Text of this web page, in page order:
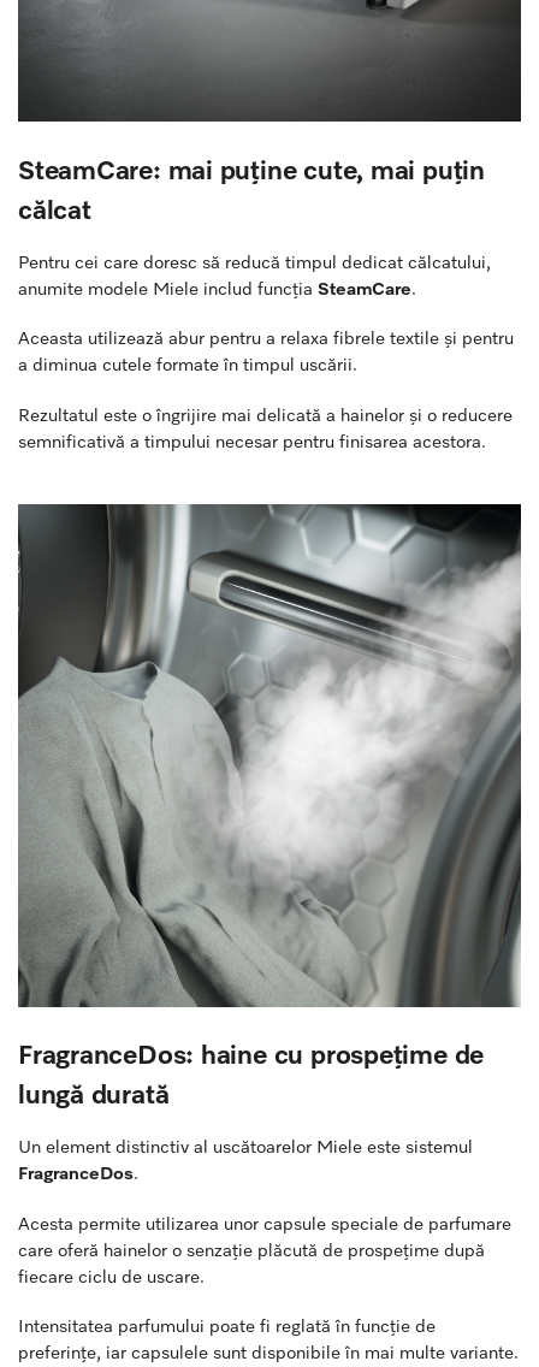
SteamCare: mai puține cute, mai puțin
călcat
Pentru cei care doresc să reducă timpul dedicat călcatului,
anumite modele Miele includ funcția SteamCare.
Aceasta utilizează abur pentru a relaxa fibrele textile și pentru
a diminua cutele formate în timpul uscării.
Rezultatul este o îngrijire mai delicată a hainelor și o reducere
semnificativă a timpului necesar pentru finisarea acestora.
FragranceDos: haine cu prospețime de
lungă durată
Un element distinctiv al uscătoarelor Miele este sistemul
FragranceDos.
Acesta permite utilizarea unor capsule speciale de parfumare
care oferă hainelor o senzație plăcută de prospețime după
fiecare ciclu de uscare.
Intensitatea parfumului poate fi reglată în funcție de
preferințe, iar capsulele sunt disponibile în mai multe variante.